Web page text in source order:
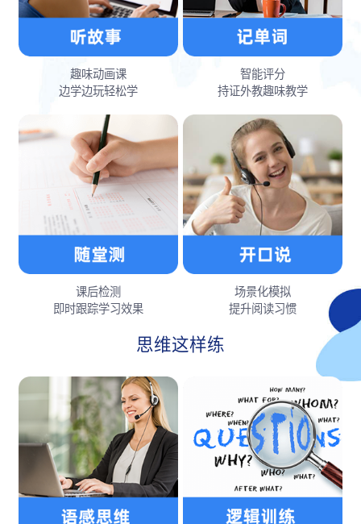
趣味动画课
边学边玩轻松学
智能评分
持证外教趣味教学
课后检测
即时跟踪学习效果
场景化模拟
提升阅读习惯
思维这样练